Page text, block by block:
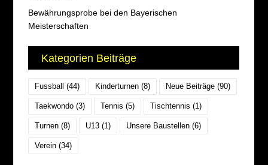
Bewährungsprobe bei den Bayerischen
Meisterschaften
Kategorien Beiträge
Fussball (44) Kinderturnen(8) Neue Beiträge(90)
Taekwondo(3) Tennis (5) Tischtennis (1)
Turnen(8) U13(1) Unsere Baustellen(6)
Verein(34)